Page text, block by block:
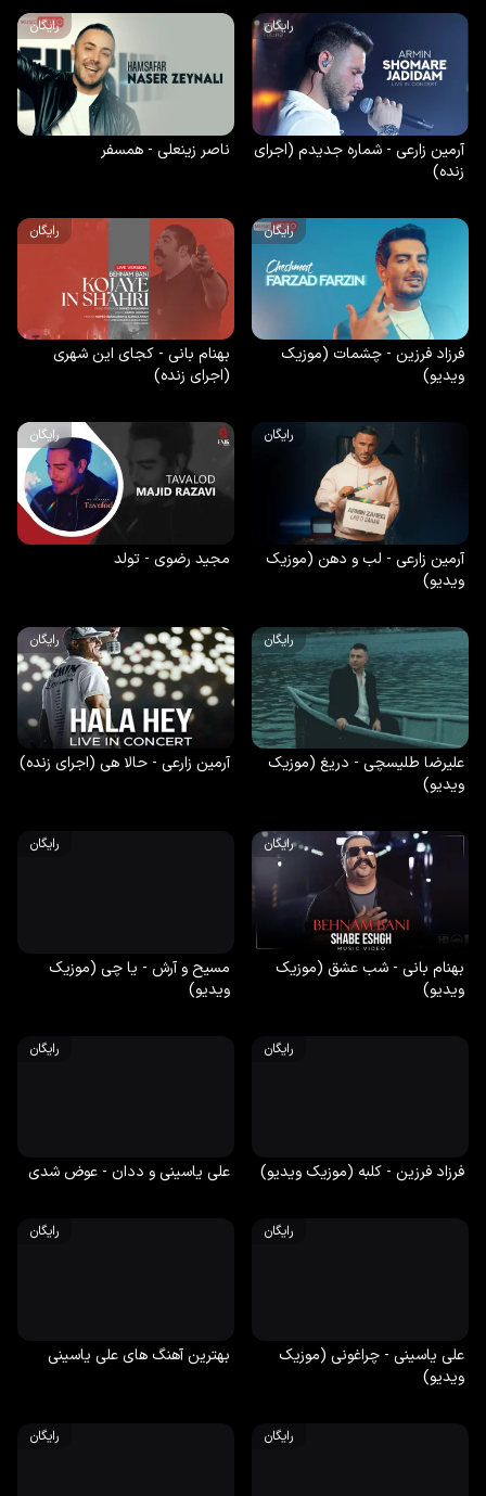
رایگان
آرمین زارعی - شماره جدیدم (اجرای
زنده)
رایگان
ناصر زینعلی - همسفر
رایگان
فرزاد فرزین - چشمات (موزیک
ویدیو)
رایگان
بهنام بانی - کجای این شهری
(اجرای زنده)
رایگان
آرمین زارعی - لب و دهن (موزیک
ویدیو)
رایگان
مجید رضوی - تولد
رایگان
علیرضا طلیسچی - دریغ (موزیک
ویدیو)
رایگان
آرمین زارعی - حالا هی (اجرای زنده)
رایگان
بهنام بانی - شب عشق (موزیک
ویدیو)
رایگان
مسیح و آرش - یا چی (موزیک
ویدیو)
رایگان
فرزاد فرزین - کلبه (موزیک ویدیو)
رایگان
علی یاسینی و ددان - عوض شدی
رایگان
علی یاسینی - چراغونی (موزیک
ویدیو)
رایگان
بهترین آهنگ های علی یاسینی
رایگان رایگان